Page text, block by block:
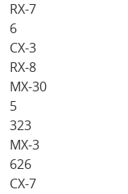
RX-7
6
CX-3
RX-8
MX-30
5
323
MX-3
626
CX-7